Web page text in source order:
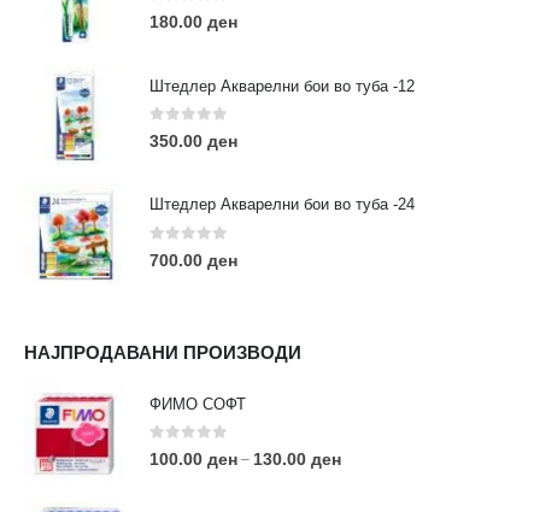
0 out of 5
180.00 ден
Штедлер Акварелни бои во туба -12
0out of 5
350.00 ден
Штедлер Акварелни бои во туба -24
0out of 5
700.00 ден
НАЈПРОДАВАНИ ПРОИЗВОДИ
ФИМО СОФТ
0 out of 5
100.00 ден – 130.00 ден